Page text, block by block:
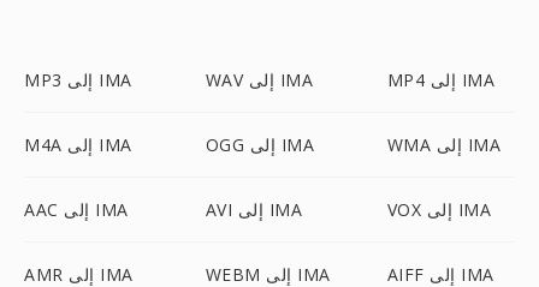
MP3 إلى IMA WAV إلى IMA MP4 إلى IMA
M4A إلى IMA OGG إلى IMA WMA إلى IMA
AAC إلى IMA AVI إلى IMA VOX إلى IMA
AMR إلى IMA WEBM إلى IMA AIFF إلى IMA